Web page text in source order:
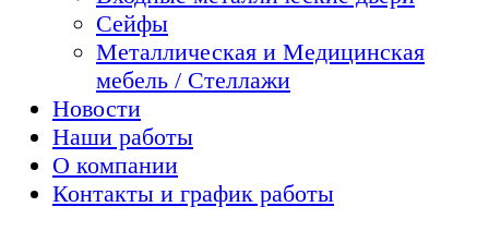
Сейфы
Металлическая и Медицинская
мебель / Стеллажи
Новости
Наши работы
О компании
Контакты и график работы